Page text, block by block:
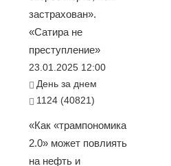
застрахован».
«Сатира не
преступление»
23.01.2025 12:00
День за днем
1124 (40821)
«Как «трампономика
2.0» может повлиять
на нефть и